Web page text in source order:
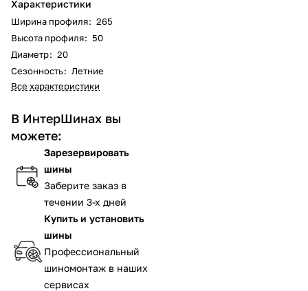
Характеристики
Ширина профиля: 265
Высота профиля: 50
Диаметр: 20
Сезонность: Летние
Все характеристики
В ИнтерШинах вы
можете:
Зарезервировать
шины
Заберите заказ в
течении 3-х дней
Купить и установить
шины
Профессиональный
шиномонтаж в наших
сервисах